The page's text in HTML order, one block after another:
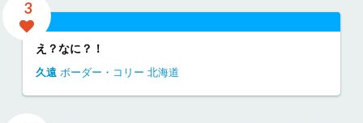
3
え？なに？！
久遠 ボーダー・コリー 北海道